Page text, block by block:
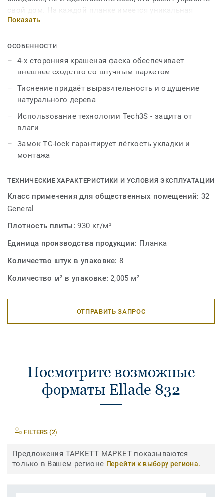
свой дом. На каждой планке имеется уникальная
печать природы – эффект уложенной натуральной
приоткрывает дверь в царство воображения и
вдохновения.
Показать
ОСОБЕННОСТИ
4-х сторонняя крашеная фаска обеспечивает
внешнее сходство со штучным паркетом
Тиснение придаёт выразительность и ощущение
натурального дерева
Использование технологии Tech3S - защита от
влаги
Замок TC-lock гарантирует лёгкость укладки и
монтажа
ТЕХНИЧЕСКИЕ ХАРАКТЕРИСТИКИ И УСЛОВИЯ ЭКСПЛУАТАЦИИ
Класс применения для общественных помещений:32
General
Плотность плиты:930 кг/м³
Единица производства продукции: Планка
Количество штук в упаковке: 8
Количество м² в упаковке: 2,005 м²
ОТПРАВИТЬ ЗАПРОС
Посмотрите возможные
форматы Ellade 832
FILTERS (2)
Предложения ТАРКЕТТ МАРКЕТ показываются
только в Вашем регионе Перейти к выбору региона.